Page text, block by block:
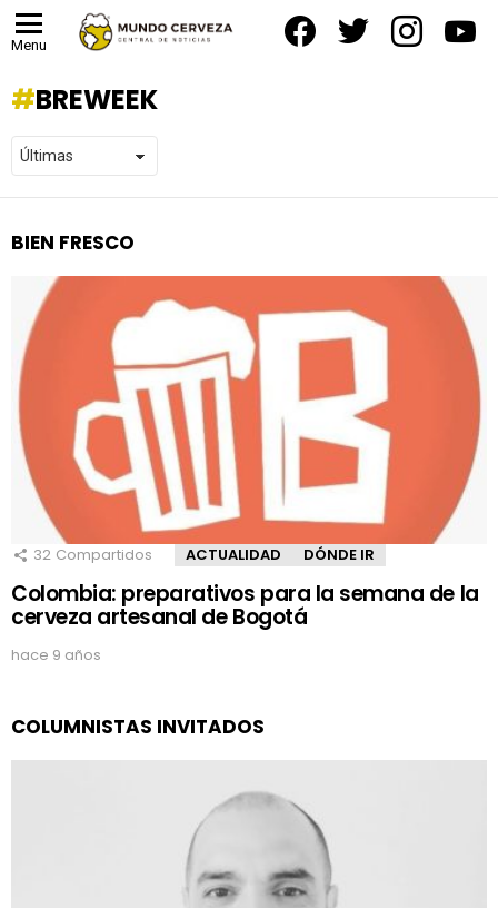
Menu
BREWEEK
BIEN FRESCO
32 Compartidos ACTUALIDAD DÓNDE IR
Colombia: preparativos para la semana de la
cerveza artesanal de Bogotá
hace 9 años
COLUMNISTAS INVITADOS